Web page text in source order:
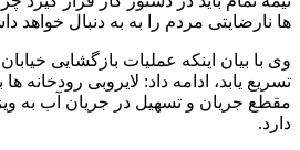
ها نارضایتی مردم را به به دنبال خواهد
وی با بیان اینکه عملیات بازگشایی
تسریع یابد، ادامه داد: لایروبی
مقطع جریان و تسهیل در جریان آب به
دارد.